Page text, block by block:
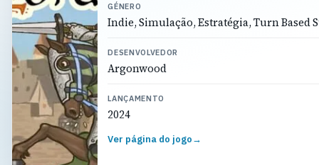
GÉNERO
Indie, Simulação, Estratégia, Turn Based
DESENVOLVEDOR
Argonwood
LANÇAMENTO
2024
Ver página do jogo→